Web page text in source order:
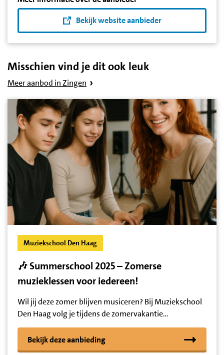
Bekijk website aanbieder
Misschien vind je dit ook leuk
Meer aanbod in Zingen
Muziekschool Den Haag
🎶 Summerschool 2025 – Zomerse
muzieklessen voor iedereen!
Wil jij deze zomer blijven musiceren? Bij Muziekschool
Den Haag volg je tijdens de zomervakantie…
Bekijk deze aanbieding